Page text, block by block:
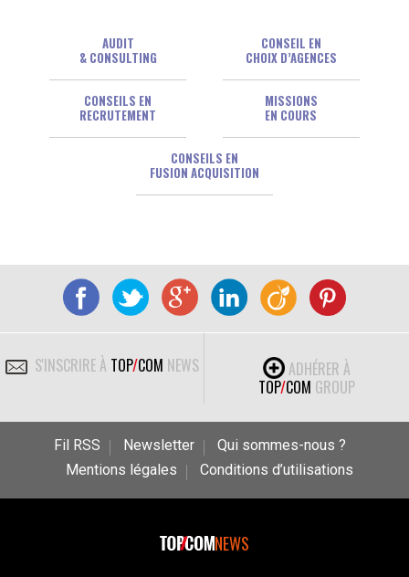
AUDIT
& CONSULTING
CONSEIL EN
CHOIX D’AGENCES
CONSEILS EN
RECRUTEMENT
MISSIONS
EN COURS
CONSEILS EN
FUSION ACQUISITION
S'INSCRIRE À TOP/COM NEWS
ADHÉRER À
TOP/COM GROUP
Fil RSS Newsletter
Qui sommes-nous ?
Mentions légales
Conditions d’utilisations
NEWS